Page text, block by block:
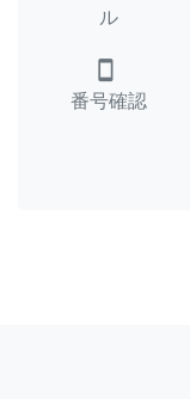
ル
smartphone
番号確認